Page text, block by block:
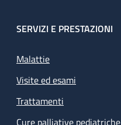
SERVIZI E PRESTAZIONI
Malattie
Visite ed esami
Trattamenti
Cure palliative pediatriche